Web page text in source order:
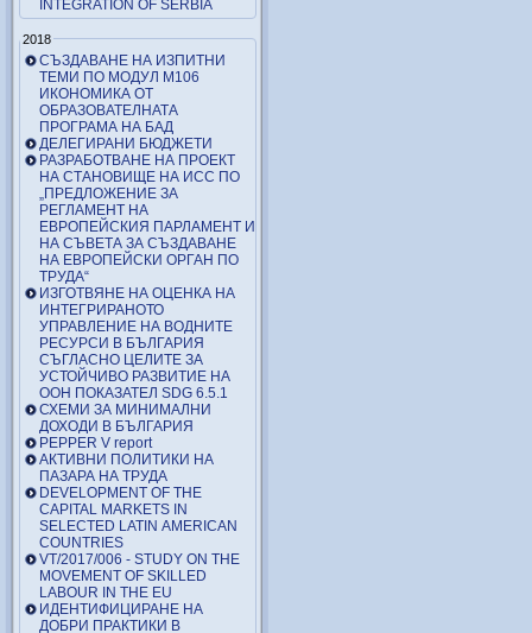
INTEGRATION OF SERBIA
2018
СЪЗДАВАНЕ НА ИЗПИТНИ
ТЕМИ ПО МОДУЛ М106
ИКОНОМИКА ОТ
ОБРАЗОВАТЕЛНАТА
ПРОГРАМА НА БАД
ДЕЛЕГИРАНИ БЮДЖЕТИ
РАЗРАБОТВАНЕ НА ПРОЕКТ
НА СТАНОВИЩЕ НА ИСС ПО
„ПРЕДЛОЖЕНИЕ ЗА
РЕГЛАМЕНТ НА
ЕВРОПЕЙСКИЯ ПАРЛАМЕНТ И
НА СЪВЕТА ЗА СЪЗДАВАНЕ
НА ЕВРОПЕЙСКИ ОРГАН ПО
ТРУДА“
ИЗГОТВЯНЕ НА ОЦЕНКА НА
ИНТЕГРИРАНОТО
УПРАВЛЕНИЕ НА ВОДНИТЕ
РЕСУРСИ В БЪЛГАРИЯ
СЪГЛАСНО ЦЕЛИТЕ ЗА
УСТОЙЧИВО РАЗВИТИЕ НА
ООН ПОКАЗАТЕЛ SDG 6.5.1
СХЕМИ ЗА МИНИМАЛНИ
ДОХОДИ В БЪЛГАРИЯ
PEPPER V report
АКТИВНИ ПОЛИТИКИ НА
ПАЗАРА НА ТРУДА
DEVELOPMENT OF THE
CAPITAL MARKETS IN
SELECTED LATIN AMERICAN
COUNTRIES
VT/2017/006 - STUDY ON THE
MOVEMENT OF SKILLED
LABOUR IN THE EU
ИДЕНТИФИЦИРАНЕ НА
ДОБРИ ПРАКТИКИ В